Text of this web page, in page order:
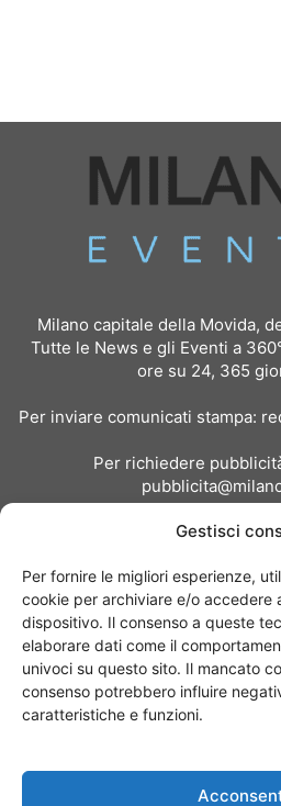
Gestisci
Per fornire le migliori esperienze,
cookie per archiviare e/o accedere
dispositivo. Il consenso a queste
elaborare dati come il
univoci su questo sito. Il mancato
consenso potrebbero influire
caratteristiche e funzioni.
Milano capitale della Movida,
Tutte le News e gli Eventi a
ore su 24, 365
Per inviare comunicati stampa:
Per richiedere
Chi siamo I Nostri Clienti